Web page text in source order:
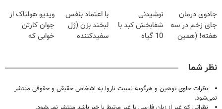
میلیون تومان!!!
خانگی
جادوی درمان
جای زخم در سه
هفته! (همین
نوشیدنی
شفابخش کبد با
10 گیاه
با اعتماد بنفس
لبخند بزن (ژل
سفیدکننده
ویدیو هولناک از
جوان کارتن
خوابی که
نظر شما
نظرات حاوی توهین و هرگونه نسبت ناروا به اشخاص حقیقی و حقوقی منتشر
نمی‌شود.